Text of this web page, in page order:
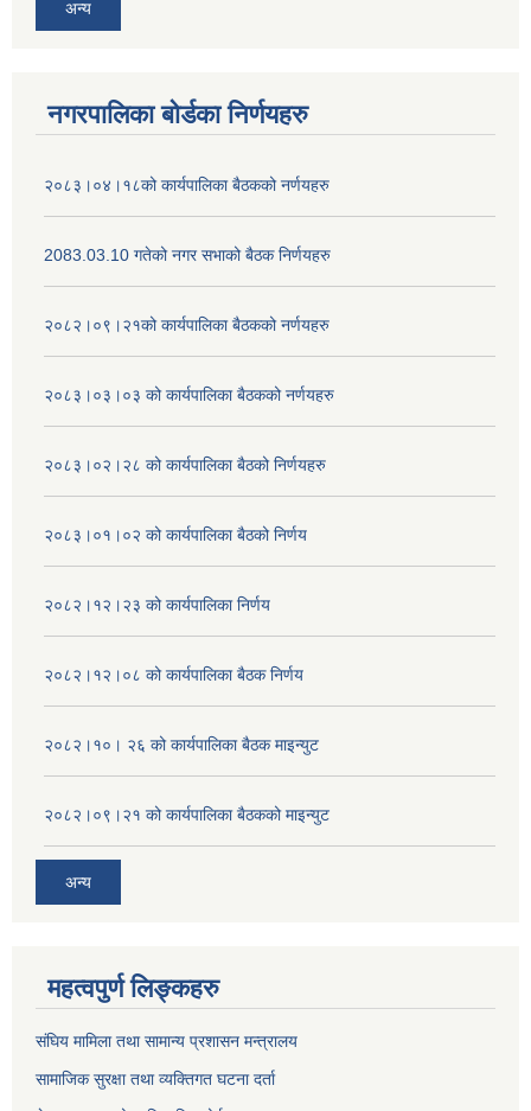
अन्य
नगरपालिका बोर्डका निर्णयहरु
२०८३।०४।१८को कार्यपालिका बैठकको नर्णयहरु
2083.03.10 गतेको नगर सभाको बैठक निर्णयहरु
२०८२।०९।२१को कार्यपालिका बैठकको नर्णयहरु
२०८३।०३।०३ को कार्यपालिका बैठकको नर्णयहरु
२०८३।०२।२८ को कार्यपालिका बैठको निर्णयहरु
२०८३।०१।०२ को कार्यपालिका बैठको निर्णय
२०८२।१२।२३ को कार्यपालिका निर्णय
२०८२।१२।०८ को कार्यपालिका बैठक निर्णय
२०८२।१०। २६ को कार्यपालिका बैठक माइन्युट
२०८२।०९।२१ को कार्यपालिका बैठकको माइन्युट
अन्य
महत्वपुर्ण लिङ्कहरु
संघिय मामिला तथा सामान्य प्रशासन मन्त्रालय
सामाजिक सुरक्षा तथा व्यक्तिगत घटना दर्ता